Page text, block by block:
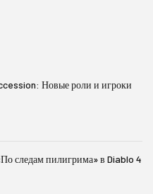
Новые роли и игроки
следам пилигрима» в Diablo 4